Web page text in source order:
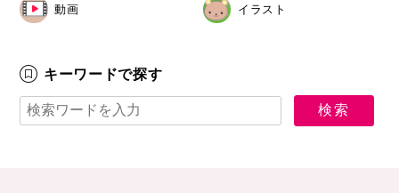
動画 イラスト
キーワードで探す